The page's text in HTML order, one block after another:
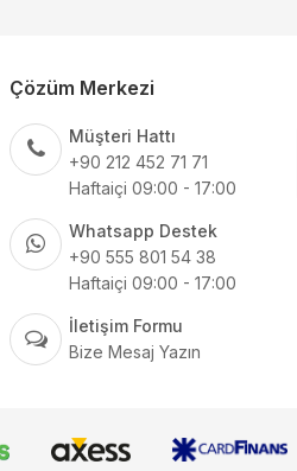
Çözüm Merkezi
Müşteri Hattı
+90 212 452 71 71
Haftaiçi 09:00 - 17:00
Whatsapp Destek
+90 555 801 54 38
Haftaiçi 09:00 - 17:00
İletişim Formu
Bize Mesaj Yazın